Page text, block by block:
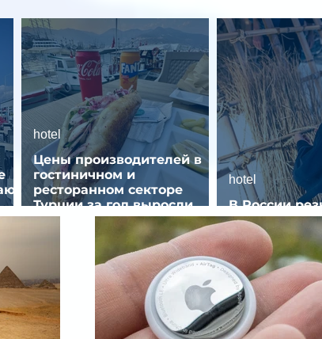
Цены производителей в
гостиничном и
ресторанном секторе
Турции за год выросли
почти на 32%
hotel
В России
спрос на
hotel